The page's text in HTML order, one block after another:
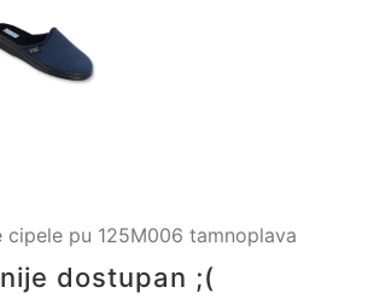
cipele pu 125M006 tamnoplava
dostupan ;(